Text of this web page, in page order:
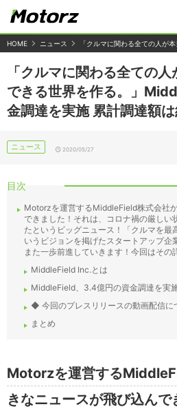
HOME ニュース 「クルマに関わる全ての人が
「クルマに関わる全ての
できる世界を作る。」
金調達を実施 累計調達額
ニュース 2020/05/27
目次
Motorzを運営するMiddleField株式会社
できました！それは、コロナ禍の厳しい
たというビッグニュース！「クルマを最
いうビジョンを掲げたスタートアップ企
また一歩前進していきます！今回はその
MiddleField Inc.とは
MiddleField、3.4億円の資金調達を実
◆ 今回のプレスリリースの動画配信に
まとめ
Motorzを運営する
きなニュースが飛び込んで